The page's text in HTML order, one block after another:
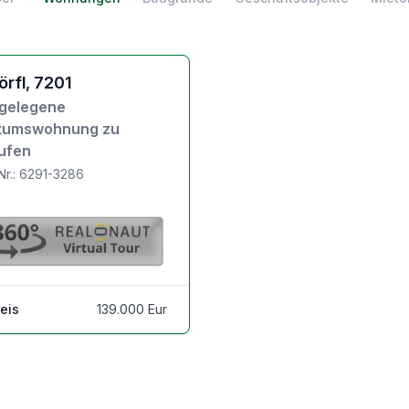
7201
zu
6291-3286
139.000 Eur